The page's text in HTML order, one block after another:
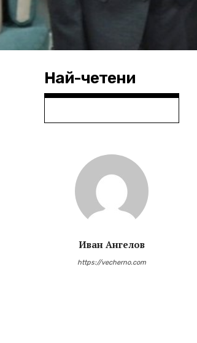
Най-четени
Иван Ангелов
https://vecherno.com